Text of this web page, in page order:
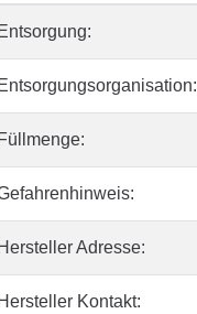
Entsorgung:
Entsorgungsorganisation:
Füllmenge:
Hersteller Adresse:
Hersteller Kontakt: